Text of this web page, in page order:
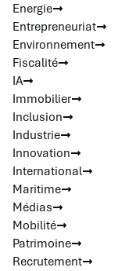
Energie
Entrepreneuriat
Environnement
Fiscalité
IA
Immobilier
Inclusion
Industrie
Innovation
International
Maritime
Médias
Mobilité
Patrimoine
Recrutement